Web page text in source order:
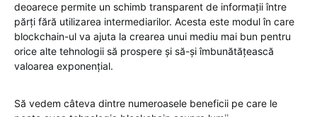
deoarece permite un schimb transparent de informații între
părți fără utilizarea intermediarilor. Acesta este modul în care
blockchain-ul va ajuta la crearea unui mediu mai bun pentru
orice alte tehnologii să prospere și să-și îmbunătățească
valoarea exponențial.
Să vedem câteva dintre numeroasele beneficii pe care le